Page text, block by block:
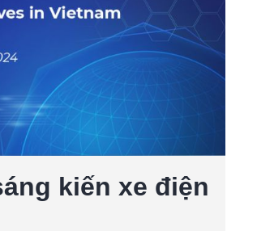
kiến xe điện